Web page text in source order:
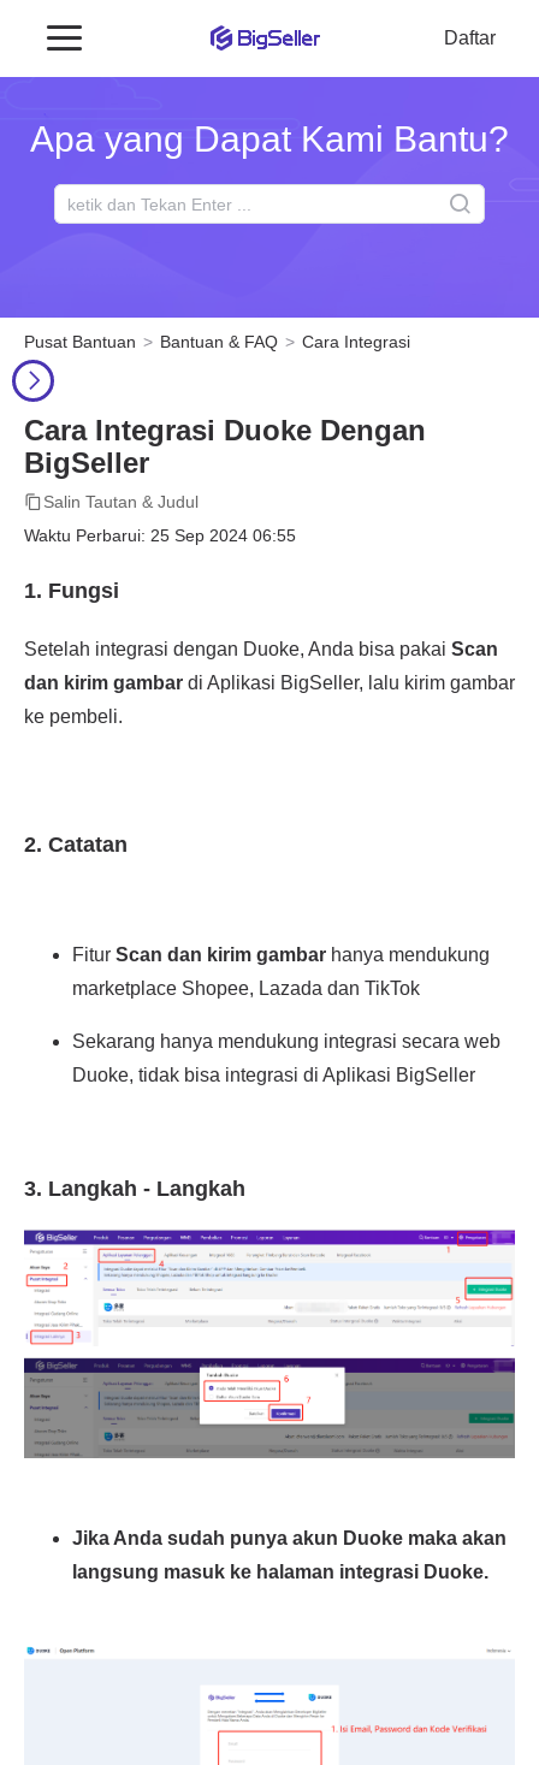
Daftar
Apa yang Dapat Kami Bantu?
Pusat Bantuan Bantuan & FAQ Cara Integrasi
Cara Integrasi Duoke Dengan
BigSeller
Salin Tautan & Judul
Waktu Perbarui: 25 Sep 2024 06:55